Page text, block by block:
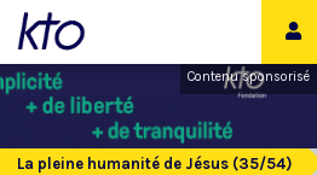
Contenu sponsorisé
La pleine humanité de Jésus (35/54)